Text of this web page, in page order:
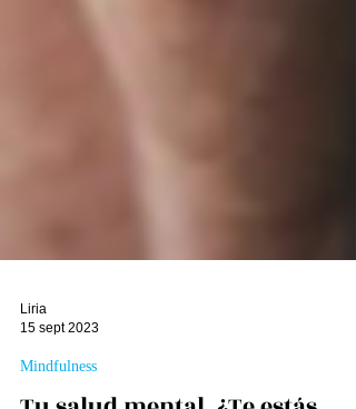
15 sept 2023